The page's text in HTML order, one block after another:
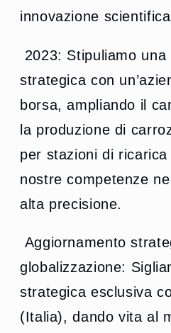
innovazione
2023: Stipuliamo
strategica con
borsa, ampliando il
la produzione di
per stazioni di
nostre competenze
alta precisione.
Aggiornamento
globalizzazione:
strategica esclusiva
(Italia), dando vita al